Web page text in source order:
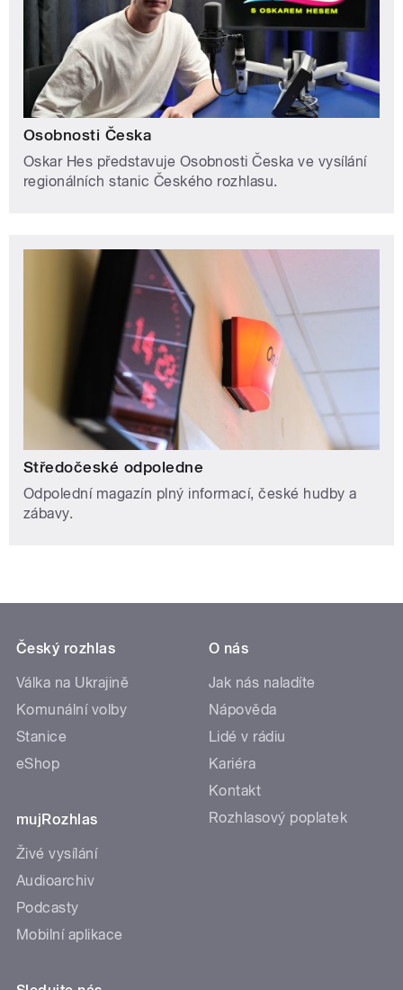
Osobnosti Česka
Oskar Hes představuje Osobnosti Česka ve vysílání
regionálních stanic Českého rozhlasu.
Středočeské odpoledne
Odpolední magazín plný informací, české hudby a
zábavy.
Český rozhlas
Válka na Ukrajině
Komunální volby
Stanice
eShop
mujRozhlas
Živé vysílání
Audioarchiv
Podcasty
Mobilní aplikace
O nás
Jak nás naladíte
Nápověda
Lidé v rádiu
Kariéra
Kontakt
Rozhlasový poplatek